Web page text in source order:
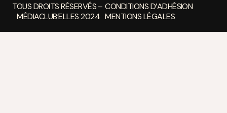
TOUS DROITS RÉSERVÉS –
MÉDIACLUB’ELLES 2024
CONDITIONS D’ADHÉSION
MENTIONS LÉGALES